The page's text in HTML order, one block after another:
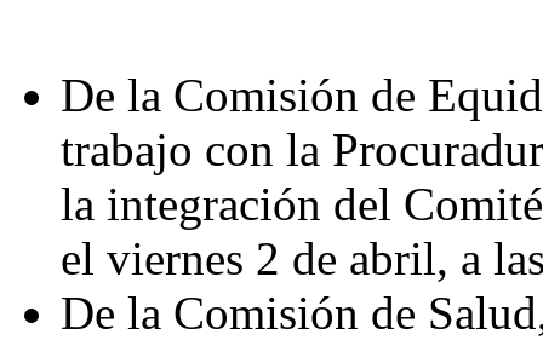
De la Comisión de
trabajo con la
la integración del
el viernes 2 de abril, a
De la Comisión de